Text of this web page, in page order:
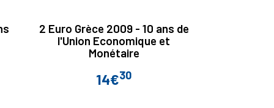
2 Euro Grèce 2009 - 10 ans de
l'Union Economique et
Monétaire
Prix
14€30